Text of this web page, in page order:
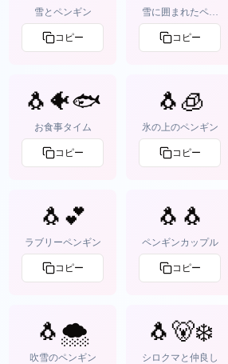
雪とペンギン
コピー
雪に囲まれたペン
ギン
コピー
🐧🐠🐟
お食事タイム
コピー
🐧🧊
氷の上のペンギン
コピー
🐧💕
ラブリーペンギン
コピー
🐧🐧
ペンギンカップル
コピー
🐧🌨️
吹雪のペンギン
🐧🐻‍❄️
シロクマと仲良し